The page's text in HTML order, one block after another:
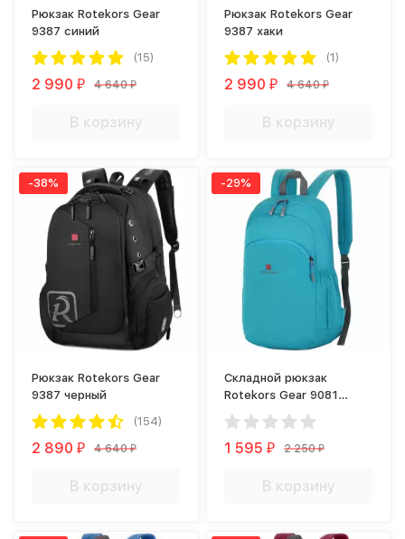
Рюкзак Rotekors Gear
9387 синий
(15)
2 990₽ 4 640₽
В корзину
Рюкзак Rotekors Gear
9387 хаки
(1)
2 990₽ 4 640₽
В корзину
-38%
Рюкзак Rotekors Gear
9387 черный
(154)
2 890₽ 4 640₽
В корзину
-29%
Складной рюкзак
Rotekors Gear 9081
бирюзовый
1 595₽ 2 250₽
В корзину